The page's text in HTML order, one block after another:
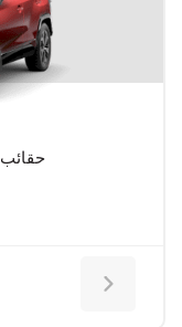
2+1 حقائب